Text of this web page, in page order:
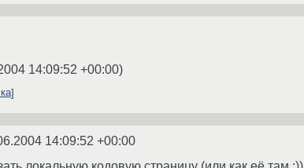
14:09:52 +00:00)
14:09:52 +00:00